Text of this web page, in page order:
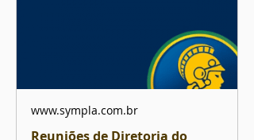
www.sympla.com.br
Reuniões de Diretoria do